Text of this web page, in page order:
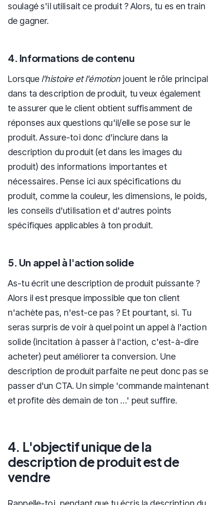
soulagé s'il utilisait ce produit ? Alors, tu es en train
de gagner.
4. Informations de contenu
Lorsque l'histoire et l'émotionjouent le rôle principal
dans ta description de produit, tu veux également
te assurer que le client obtient suffisamment de
réponses aux questions qu'il/elle se pose sur le
produit. Assure-toi donc d'inclure dans la
description du produit (et dans les images du
produit) des informations importantes et
nécessaires. Pense ici aux spécifications du
produit, comme la couleur, les dimensions, le poids,
les conseils d'utilisation et d'autres points
spécifiques applicables à ton produit.
5. Un appel à l'action solide
As-tu écrit une description de produit puissante ?
Alors il est presque impossible que ton client
n'achète pas, n'est-ce pas ? Et pourtant, si. Tu
seras surpris de voir à quel point un appel à l'action
solide (incitation à passer à l'action, c'est-à-dire
acheter) peut améliorer ta conversion. Une
description de produit parfaite ne peut donc pas se
passer d'un CTA. Un simple 'commande maintenant
et profite dès demain de ton …' peut suffire.
4. L'objectif unique de la
description de produit est de
vendre